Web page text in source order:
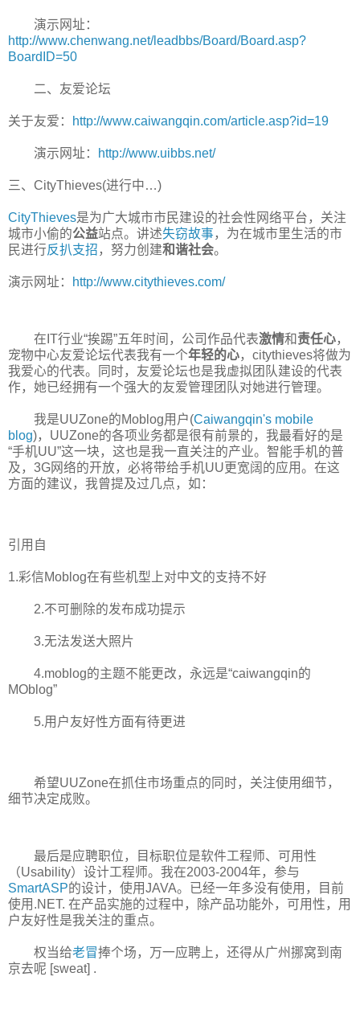
演示网址：
http://www.chenwang.net/leadbbs/Board/Board.asp?
BoardID=50
二、友爱论坛
关于友爱： http://www.caiwangqin.com/article.asp?id=19
演示网址： http://www.uibbs.net/
三、CityThieves(进行中…)
CityThieves是为广大城市市民建设的社会性网络平台，关注
城市小偷的公益站点。讲述失窃故事，为在城市里生活的市
民进行反扒支招，努力创建和谐社会。
演示网址： http://www.citythieves.com/
在IT行业“挨踢”五年时间，公司作品代表激情和 责任心，
宠物中心友爱论坛代表我有一个年轻的心，citythieves将做为
我爱心的代表。同时，友爱论坛也是我虚拟团队建设的代表
作，她已经拥有一个强大的友爱管理团队对她进行管理。
我是UUZone的Moblog用户(Caiwangqin's mobile
blog)，UUZone的各项业务都是很有前景的，我最看好的是
“手机UU”这一块，这也是我一直关注的产业。智能手机的普
及，3G网络的开放，必将带给手机UU更宽阔的应用。在这
方面的建议，我曾提及过几点，如：
引用自
1.彩信Moblog在有些机型上对中文的支持不好
2.不可删除的发布成功提示
3.无法发送大照片
4.moblog的主题不能更改，永远是“caiwangqin的
MOblog”
5.用户友好性方面有待更进
希望UUZone在抓住市场重点的同时，关注使用细节，
细节决定成败。
最后是应聘职位，目标职位是软件工程师、可用性
（Usability）设计工程师。我在2003-2004年，参与
SmartASP的设计，使用JAVA。已经一年多没有使用，目前
使用.NET. 在产品实施的过程中，除产品功能外，可用性，用
户友好性是我关注的重点。
权当给老冒捧个场，万一应聘上，还得从广州挪窝到南
京去呢 [sweat] .